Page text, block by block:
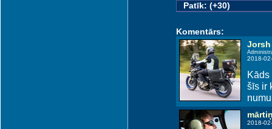
Patīk: (+30)
Komentārs:
Jorsh
2018-
Kāds
šīs ir
2018-